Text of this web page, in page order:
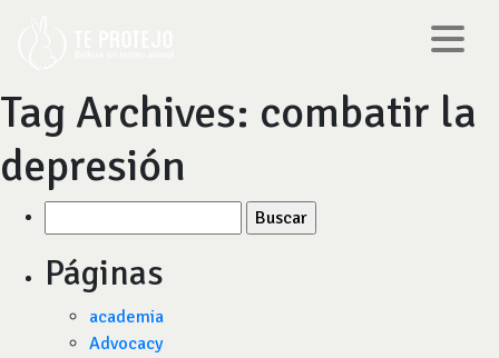
Tag Archives: combatir la
depresión
por:
Páginas
academia
Advocacy